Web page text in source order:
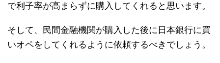
で利子率が高まらずに購入してくれると思います。
そして、民間金融機関が購入した後に日本銀行に買
いオペをしてくれるように依頼するべきでしょう。